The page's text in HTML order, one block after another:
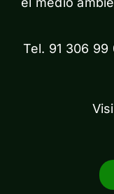
Tel. 91 306